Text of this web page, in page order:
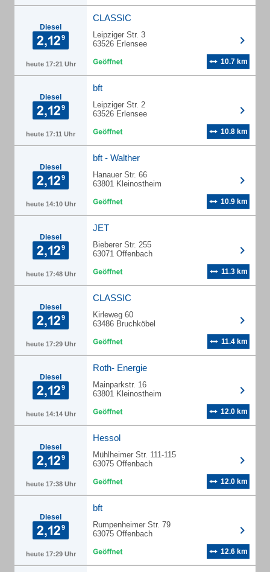
Diesel
heute 17:21 Uhr
CLASSIC
Leipziger Str. 3
63526 Erlensee
10.7 km
Diesel
heute 17:11 Uhr
bft
Leipziger Str. 2
63526 Erlensee
10.8 km
Diesel
heute 14:10 Uhr
bft - Walther
Hanauer Str. 66
63801 Kleinostheim
10.9 km
Diesel
heute 17:48 Uhr
JET
Bieberer Str. 255
63071 Offenbach
11.3 km
Diesel
heute 17:29 Uhr
CLASSIC
Kirleweg 60
63486 Bruchköbel
11.4 km
Diesel
heute 14:14 Uhr
Roth- Energie
Mainparkstr. 16
63801 Kleinostheim
12.0 km
Diesel
heute 17:38 Uhr
Hessol
Mühlheimer Str. 111-115
63075 Offenbach
12.0 km
Diesel
heute 17:29 Uhr
bft
Rumpenheimer Str. 79
63075 Offenbach
12.6 km